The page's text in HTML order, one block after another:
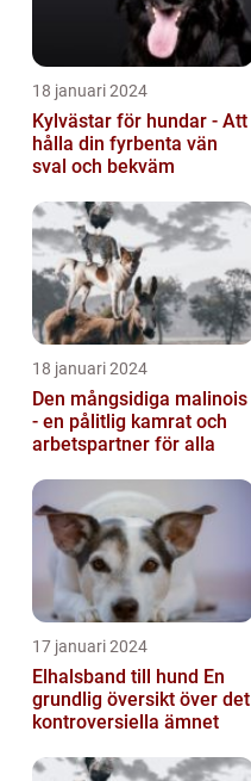
18 januari 2024
Kylvästar för hundar - Att
hålla din fyrbenta vän
sval och bekväm
18 januari 2024
Den mångsidiga malinois
- en pålitlig kamrat och
arbetspartner för alla
17 januari 2024
Elhalsband till hund En
grundlig översikt över det
kontroversiella ämnet